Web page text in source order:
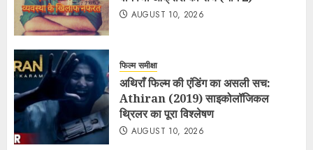
AUGUST 10, 2026
फिल्म समीक्षा
अथिराँ फिल्म की एंडिंग का असली सच:
Athiran (2019) साइकोलॉजिकल
थ्रिलर का पूरा विश्लेषण
AUGUST 10, 2026